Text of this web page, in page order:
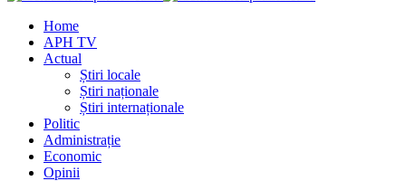
Home
APH TV
Actual
Știri locale
Știri naționale
Știri internaționale
Politic
Administrație
Economic
Opinii